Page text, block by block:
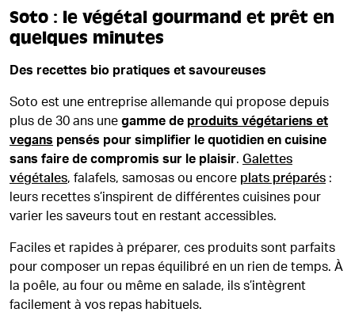
Soto : le végétal gourmand et prêt en
quelques minutes
Des recettes bio pratiques et savoureuses
Soto est une entreprise allemande qui propose depuis
plus de 30 ans une gamme de produits végétariens et
vegans pensés pour simplifier le quotidien en cuisine
sans faire de compromis sur le plaisir. Galettes
végétales, falafels, samosas ou encore plats préparés :
leurs recettes s’inspirent de différentes cuisines pour
varier les saveurs tout en restant accessibles.
Faciles et rapides à préparer, ces produits sont parfaits
pour composer un repas équilibré en un rien de temps. À
la poêle, au four ou même en salade, ils s’intègrent
facilement à vos repas habituels.